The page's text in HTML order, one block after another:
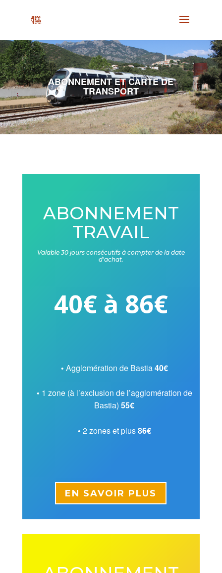
ABONNEMENT ET CARTE DE
TRANSPORT
ABONNEMENT
TRAVAIL
Valable 30 jours consécutifs à compter de la date
d'achat.
40€ à 86€
• Agglomération de Bastia40€
• 1 zone (à l’exclusion de l’agglomération de
Bastia)55€
• 2 zones et plus86€
EN SAVOIR PLUS